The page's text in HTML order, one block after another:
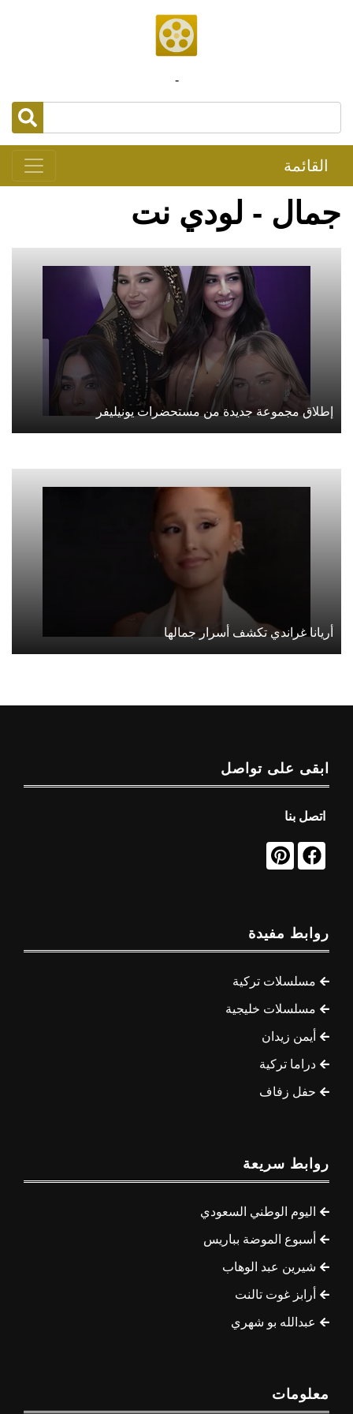
-
القائمة
جمال - لودي نت
إطلاق مجموعة جديدة من مستحضرات يونيليفر
أريانا غراندي تكشف أسرار جمالها
ابقى على تواصل
اتصل بنا
روابط مفيدة
مسلسلات تركية
مسلسلات خليجية
أيمن زيدان
دراما تركية
حفل زفاف
روابط سريعة
اليوم الوطني السعودي
أسبوع الموضة بباريس
شيرين عبد الوهاب
أرابز غوت تالنت
عبدالله بو شهري
معلومات